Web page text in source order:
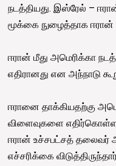
நடத்தியது. இஸ்ரேல் –
மூக்கை நுழைத்தாக ஈரான்
ஈரான் மீது அமெரிக்கா
எதிரானது என அந்நாடு
ஈரானை தாக்கியதற்கு
விளைவுகளை
ஈரான் உச்சபட்சத் தலைவர்
எச்சரிக்கை